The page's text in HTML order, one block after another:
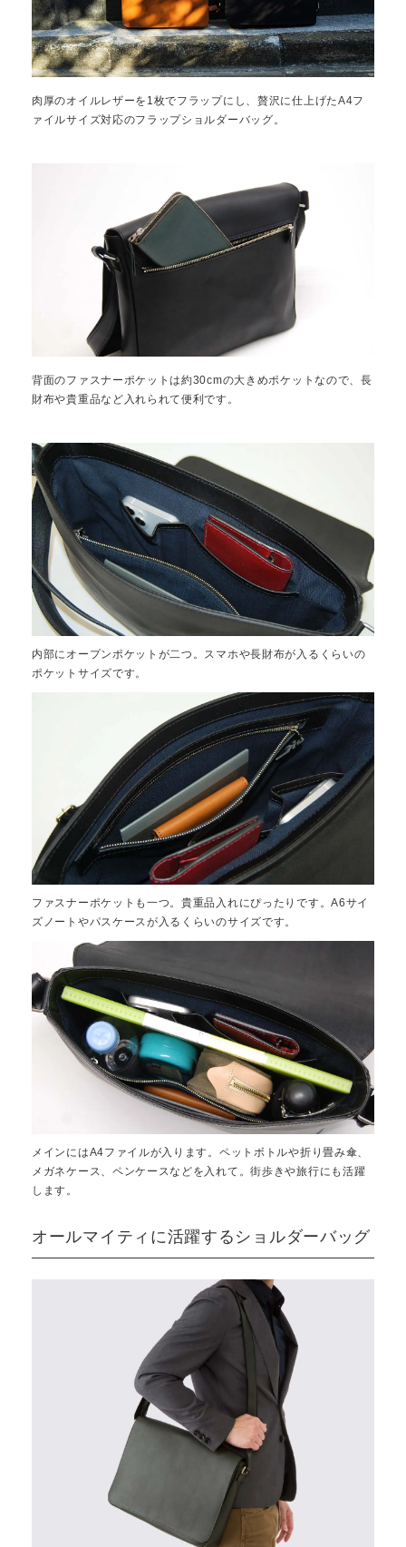
肉厚のオイルレザーを1枚でフラップにし、贅沢に仕上げたA4フ
ァイルサイズ対応のフラップショルダーバッグ。
背面のファスナーポケットは約30cmの大きめポケットなので、長
財布や貴重品など入れられて便利です。
内部にオープンポケットが二つ。スマホや長財布が入るくらいの
ポケットサイズです。
ファスナーポケットも一つ。貴重品入れにぴったりです。A6サイ
ズノートやパスケースが入るくらいのサイズです。
メインにはA4ファイルが入ります。ペットボトルや折り畳み傘、
メガネケース、ペンケースなどを入れて。街歩きや旅行にも活躍
します。
オールマイティに活躍するショルダーバッグ